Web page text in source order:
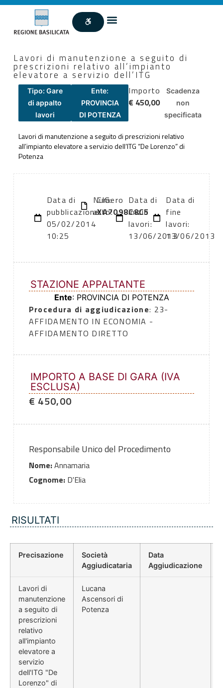
Lavori di manutenzione a seguito di
prescrizioni relativo all’impianto
elevatore a servizio dell’ITG
Tipo: Gare
di appalto
lavori
Ente:
PROVINCIA
DI POTENZA
Importo
€ 450,00
Scadenza
non
specificata
Lavori di manutenzione a seguito di prescrizioni relativo
all’impianto elevatore a servizio dell’ITG “De Lorenzo” di
Potenza
Data di
pubblicazione:
05/02/2014
10:25
Numero
atto:
CIG:
XA7098C8C5
Data di
inizio
lavori:
13/06/2013
Data di
fine
lavori:
13/06/2013
STAZIONE APPALTANTE
Ente: PROVINCIA DI POTENZA
Procedura di aggiudicazione: 23-
AFFIDAMENTO IN ECONOMIA -
AFFIDAMENTO DIRETTO
IMPORTO A BASE DI GARA (IVA
ESCLUSA)
€ 450,00
Responsabile Unico del Procedimento
Nome:Annamaria
Cognome:D'Elia
RISULTATI
Precisazione
Società
Aggiudicataria
Data
Aggiudicazione
Lavori di
manutenzione
a seguito di
prescrizioni
relativo
all'impianto
elevatore a
servizio
dell'ITG "De
Lorenzo" di
Lucana
Ascensori di
Potenza